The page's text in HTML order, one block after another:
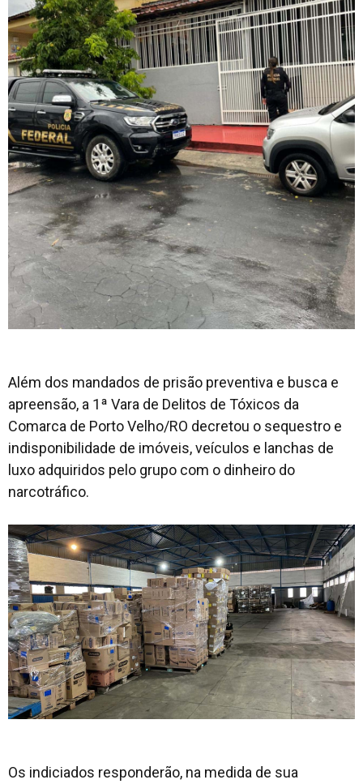
Além dos mandados de prisão preventiva e busca e
apreensão, a 1ª Vara de Delitos de Tóxicos da
Comarca de Porto Velho/RO decretou o sequestro e
indisponibilidade de imóveis, veículos e lanchas de
luxo adquiridos pelo grupo com o dinheiro do
narcotráfico.
Os indiciados responderão, na medida de sua